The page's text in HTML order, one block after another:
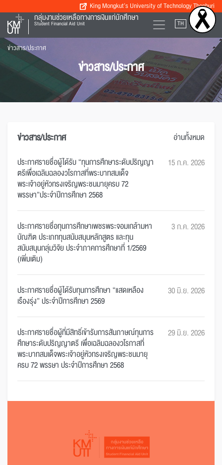
King Mongkut’s University of Technology Thonburi
กลุ่มงานช่วยเหลือทางการเงินแก่นักศึกษา
Student Financial Aid Unit TH EN
ข่าวสาร/ประกาศ
ข่าวสาร/ประกาศ
ข่าวสาร/ประกาศ
อ่านทั้งหมด
ประกาศรายชื่อผู้ได้รับ “ทุนการศึกษาระดับปริญญา
ตรีเพื่อเฉลิมฉลองวโรกาสที่พระบาทสมเด็จ
พระเจ้าอยู่หัวทรงเจริญพระชนมายุครบ 72
พรรษา”ประจำปีการศึกษา 2568
15 ก.ค. 2026
ประกาศรายชื่อทุนการศึกษาเพชรพระจอมเกล้ามหา
บัณฑิต ประเภททุนสนับสนุนหลักสูตร และทุน
สนับสนุนกลุ่มวิจัย ประจำภาคการศึกษาที่ 1/2569
(เพิ่มเติม)
3 ก.ค. 2026
ประกาศรายชื่อผู้ได้รับทุนการศึกษา “แสดเหลือง
เรืองรุ่ง” ประจำปีการศึกษา 2569
30 มิ.ย. 2026
ประกาศรายชื่อผู้ที่มีสิทธิ์เข้ารับการสัมภาษณ์ทุนการ
ศึกษาระดับปริญญาตรี เพื่อเฉลิมฉลองวโรกาสที่
พระบาทสมเด็จพระเจ้าอยู่หัวทรงเจริญพระชนมายุ
ครบ 72 พรรษา ประจำปีการศึกษา 2568
29 มิ.ย. 2026